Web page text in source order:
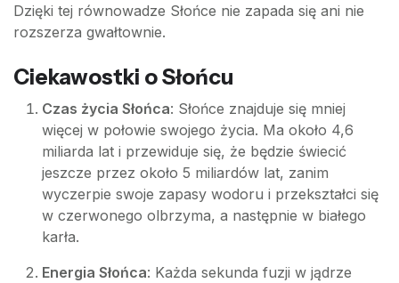
Dzięki tej równowadze Słońce nie zapada się ani nie
rozszerza gwałtownie.
Ciekawostki o Słońcu
Czas życia Słońca: Słońce znajduje się mniej
więcej w połowie swojego życia. Ma około 4,6
miliarda lat i przewiduje się, że będzie świecić
jeszcze przez około 5 miliardów lat, zanim
wyczerpie swoje zapasy wodoru i przekształci się
w czerwonego olbrzyma, a następnie w białego
karła.
Energia Słońca: Każda sekunda fuzji w jądrze